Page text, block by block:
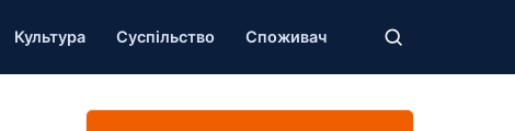
Культура Суспільство Споживач